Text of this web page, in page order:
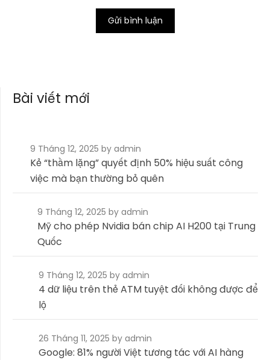
Bài viết mới
9 Tháng 12, 2025by admin
Kẻ “thầm lặng” quyết định 50% hiệu suất công
việc mà bạn thường bỏ quên
9 Tháng 12, 2025 by admin
Mỹ cho phép Nvidia bán chip AI H200 tại Trung
Quốc
9 Tháng 12, 2025 by admin
4 dữ liệu trên thẻ ATM tuyệt đối không được để
lộ
26 Tháng 11, 2025 by admin
Google: 81% người Việt tương tác với AI hàng